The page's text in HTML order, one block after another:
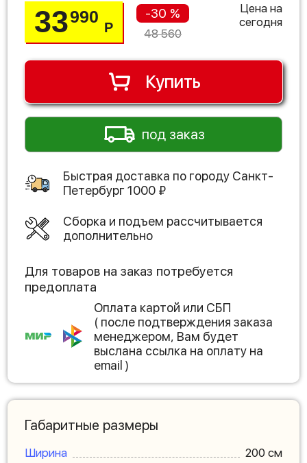
33990
Р
-30 %
48 560
Цена на
сегодня
Купить
под заказ
Быстрая доставка по городу Санкт-
Петербург1000 ₽
Сборка и подъем рассчитывается
дополнительно
Для товаров на заказ потребуется
предоплата
Оплата картой или СБП
( после подтверждения заказа
менеджером, Вам будет
выслана ссылка на оплату на
email )
Габаритные размеры
Ширина
200 см